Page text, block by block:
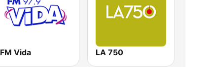
FM Vida LA 750